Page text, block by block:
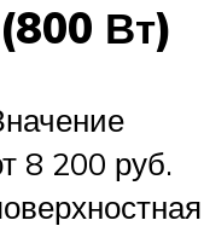
Вт)
8 200 руб.